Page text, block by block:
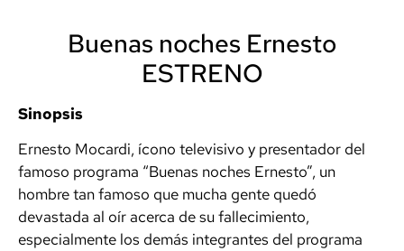
Buenas noches Ernesto
ESTRENO
Sinopsis
Ernesto Mocardi, ícono televisivo y presentador del
famoso programa “Buenas noches Ernesto”, un
hombre tan famoso que mucha gente quedó
devastada al oír acerca de su fallecimiento,
especialmente los demás integrantes del programa